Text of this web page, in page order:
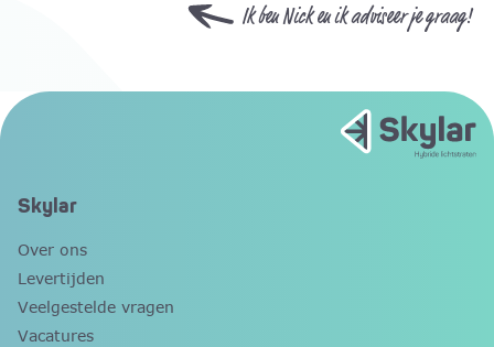
Ik ben Nick en ik adviseer je graag!
Skylar
Over ons
Levertijden
Veelgestelde vragen
Vacatures